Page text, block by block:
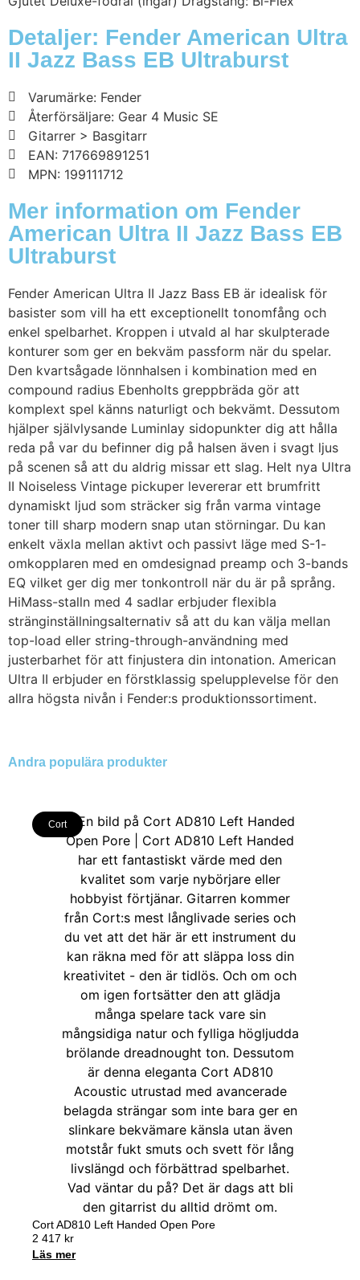
Detaljer: Fender American Ultra
II Jazz Bass EB Ultraburst
Varumärke: Fender
Återförsäljare: Gear 4 Music SE
Gitarrer > Basgitarr
EAN: 717669891251
MPN: 199111712
Mer information om Fender
American Ultra II Jazz Bass EB
Ultraburst
Fender American Ultra II Jazz Bass EB är idealisk för
basister som vill ha ett exceptionellt tonomfång och
enkel spelbarhet. Kroppen i utvald al har skulpterade
konturer som ger en bekväm passform när du spelar.
Den kvartsågade lönnhalsen i kombination med en
compound radius Ebenholts greppbräda gör att
komplext spel känns naturligt och bekvämt. Dessutom
hjälper självlysande Luminlay sidopunkter dig att hålla
reda på var du befinner dig på halsen även i svagt ljus
på scenen så att du aldrig missar ett slag. Helt nya Ultra
II Noiseless Vintage pickuper levererar ett brumfritt
dynamiskt ljud som sträcker sig från varma vintage
toner till sharp modern snap utan störningar. Du kan
enkelt växla mellan aktivt och passivt läge med S-1-
omkopplaren med en omdesignad preamp och 3-bands
EQ vilket ger dig mer tonkontroll när du är på språng.
HiMass-stalln med 4 sadlar erbjuder flexibla
stränginställningsalternativ så att du kan välja mellan
top-load eller string-through-användning med
justerbarhet för att finjustera din intonation. American
Ultra II erbjuder en förstklassig spelupplevelse för den
allra högsta nivån i Fender:s produktionssortiment.
Andra populära produkter
Cort
Cort AD810 Left Handed Open Pore
2 417 kr
Läs mer